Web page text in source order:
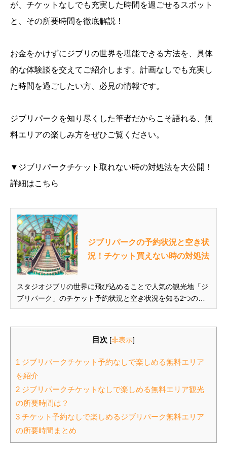
が、チケットなしでも充実した時間を過ごせるスポット
と、その所要時間を徹底解説！
お金をかけずにジブリの世界を堪能できる方法を、具体
的な体験談を交えてご紹介します。計画なしでも充実し
た時間を過ごしたい方、必見の情報です。
ジブリパークを知り尽くした筆者だからこそ語れる、無
料エリアの楽しみ方をぜひご覧ください。
▼ジブリパークチケット取れない時の対処法を大公開！
詳細はこちら
ジブリパークの予約状況と空き状
況！チケット買えない時の対処法
スタジオジブリの世界に飛び込めることで人気の観光地「ジ
ブリパーク」のチケット予約状況と空き状況を知る2つの方
法を紹介します。 また、チケットを買えない、取れない時の
目次 [非表示]
1 ジブリパークチケット予約なしで楽しめる無料エリア
を紹介
2 ジブリパークチケットなしで楽しめる無料エリア観光
の所要時間は？
3 チケット予約なしで楽しめるジブリパーク無料エリア
の所要時間まとめ